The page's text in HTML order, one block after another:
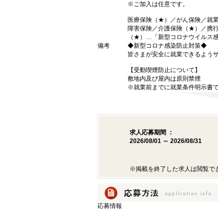
※ご加入は任意です。
医療保険（★）／がん保険／就
障害保険／介護保険（★）／携
（★）…「新型コロナウイルス
備考
◆新型コロナ感染防止対策◆
皆さまが安全に就業できるよう
【受動喫煙防止について】
敷地内及び屋内は原則禁煙
※就業前までに就業条件明示書
求人応募期間 ：
2026/08/01 ～ 2026/08/31
※掲載を終了した求人は閲覧で
応募情報